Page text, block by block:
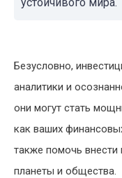
Безусловно,
аналитики и
они могут стать
как ваших
также помочь
планеты и общества.